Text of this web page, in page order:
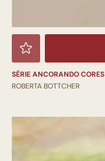
SÉRIE ANCORANDO CORES
ROBERTA BOTTCHER